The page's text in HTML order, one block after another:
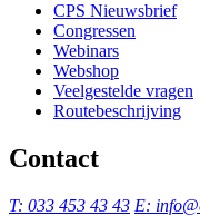
CPS Nieuwsbrief
Congressen
Webinars
Webshop
Veelgestelde vragen
Routebeschrijving
Contact
T: 033 453 43 43 E: